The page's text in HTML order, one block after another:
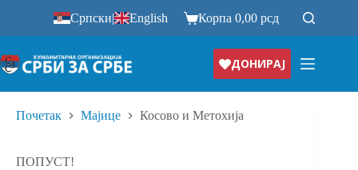
Српски| English Корпа0,00рсд
ДОНИРАЈ
Почетак Мајице Косово и Метохија
ПОПУСТ!